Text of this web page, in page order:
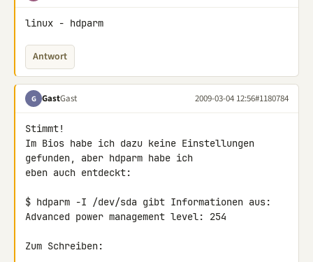
linux - hdparm
Antwort
G GastGast 2009-03-04 12:56#1180784
Stimmt!
Im Bios habe ich dazu keine Einstellungen
gefunden, aber hdparm habe ich
eben auch entdeckt:
$ hdparm -I /dev/sda gibt Informationen aus:
Advanced power management level: 254
Zum Schreiben: